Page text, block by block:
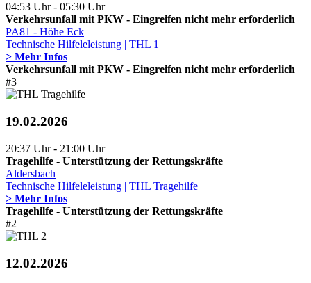
04:53 Uhr - 05:30 Uhr
Verkehrsunfall mit PKW - Eingreifen nicht mehr erforderlich
PA81 - Höhe Eck
Technische Hilfeleleistung | THL 1
> Mehr Infos
Verkehrsunfall mit PKW - Eingreifen nicht mehr erforderlich
#3
19.02.2026
20:37 Uhr - 21:00 Uhr
Tragehilfe - Unterstützung der Rettungskräfte
Aldersbach
Technische Hilfeleleistung | THL Tragehilfe
> Mehr Infos
Tragehilfe - Unterstützung der Rettungskräfte
#2
12.02.2026